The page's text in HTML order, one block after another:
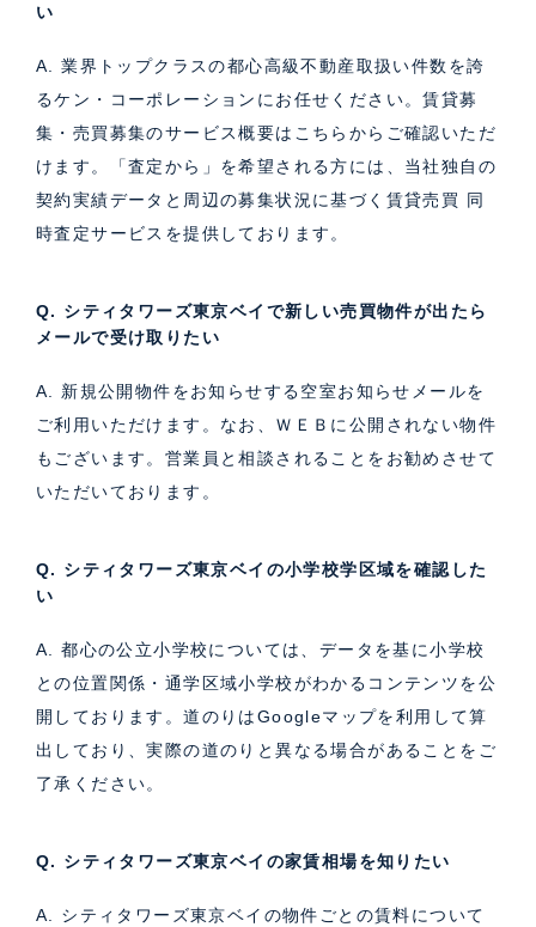
い
A. 業界トップクラスの都心高級不動産取扱い件数を誇
るケン・コーポレーションにお任せください。賃貸募
集・売買募集のサービス概要はこちら からご確認いただ
けます。「査定から」を希望される方には、当社独自の
契約実績データと周辺の募集状況に基づく 賃貸売買 同
時査定サービス を提供しております。
Q. シティタワーズ東京ベイで新しい売買物件が出たら
メールで受け取りたい
A. 新規公開物件をお知らせする空室お知らせメールを
ご利用いただけます。なお、ＷＥＢに公開されない物件
もございます。営業員と相談されることをお勧めさせて
いただいております。
Q. シティタワーズ東京ベイの小学校学区域を確認した
い
A. 都心の公立小学校については、データを基に小学校
との位置関係・通学区域小学校がわかるコンテンツを公
開しております。道のりはGoogleマップを利用して算
出しており、実際の道のりと異なる場合があることをご
了承ください。
Q. シティタワーズ東京ベイの家賃相場を知りたい
A. シティタワーズ東京ベイの物件ごとの賃料について